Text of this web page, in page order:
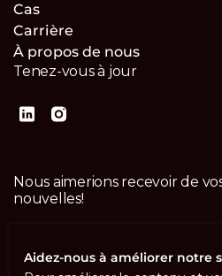
Cas
Carrière
À propos de nous
Tenez-vous à jour
Nous aimerions recevoir de
nouvelles!
Aidez-nous à améliorer notre